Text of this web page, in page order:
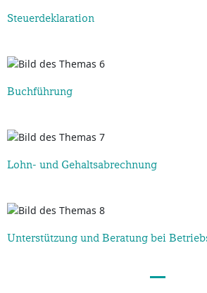
Steuerdeklaration
Buchführung
Lohn- und Gehaltsabrechnung
Unterstützung und Beratung bei